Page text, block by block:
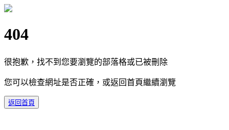
404
很抱歉，找不到您要瀏覽的部落格或已被刪除
您可以檢查網址是否正確，或返回首頁繼續瀏覽
返回首頁